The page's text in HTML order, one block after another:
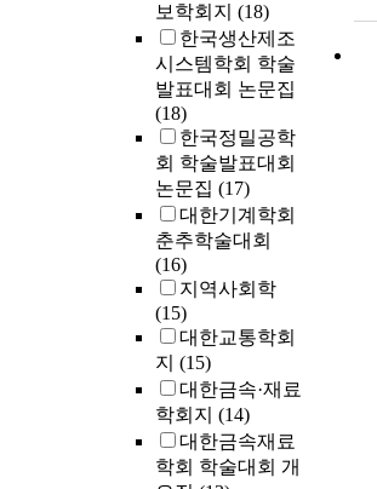
보학회지 (18)
한국생산제조
시스템학회 학술
발표대회 논문집
(18)
한국정밀공학
회 학술발표대회
논문집 (17)
대한기계학회
춘추학술대회
(16)
지역사회학
(15)
대한교통학회
지 (15)
대한금속·재료
학회지 (14)
대한금속재료
학회 학술대회 개